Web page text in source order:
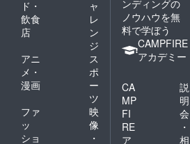
ド・
飲食
店
ャ
レ
ン
ジ
アニ
メ・
漫画
ス
ポ
ー
ツ
ファ
ッ
ショ
映
像
・
ンディングの
ノウハウを無
料で学ぼう
CAMPFIRE
アカデミー
CA
MP
FI
RE
ア
説
明
会
・
相